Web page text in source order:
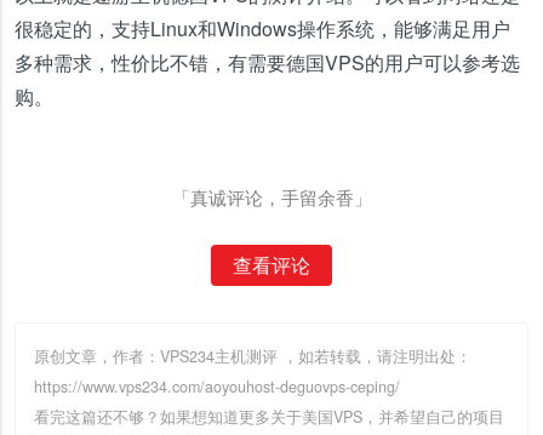
很稳定的，支持Linux和Windows操作系统，能够满足用户
多种需求，性价比不错，有需要德国VPS的用户可以参考选
购。
「真诚评论，手留余香」
查看评论
原创文章，作者：VPS234主机测评 ，如若转载，请注明出处：
https://www.vps234.com/aoyouhost-deguovps-ceping/
看完这篇还不够？如果想知道更多关于美国VPS，并希望自己的项目